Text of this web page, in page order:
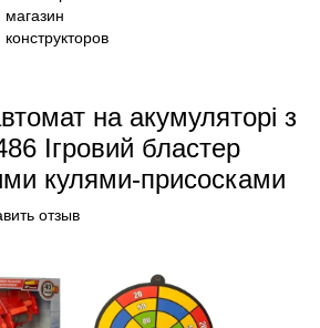
на акумуляторі з
Ігровий бластер
кулями-присосками
отзыв